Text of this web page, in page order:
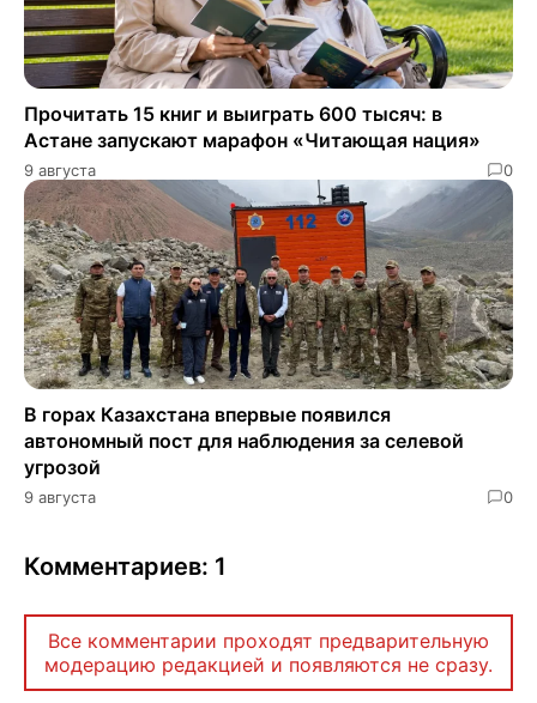
Прочитать 15 книг и выиграть 600 тысяч: в
Астане запускают марафон «Читающая нация»
9 августа 0
В горах Казахстана впервые появился
автономный пост для наблюдения за селевой
угрозой
9 августа 0
Комментариев: 1
Все комментарии проходят предварительную
модерацию редакцией и появляются не сразу.